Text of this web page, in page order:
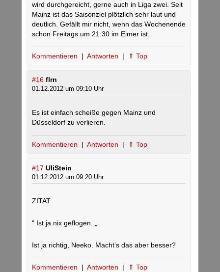
wird durchgereicht, gerne auch in Liga zwei. Seit
Mainz ist das Saisonziel plötzlich sehr laut und
deutlich. Gefällt mir nicht, wenn das Wochenende
schon Freitags um 21:30 im Eimer ist.
Kommentieren | Antworten | ⇑ Top
#16 flrn
01.12.2012 um 09:10 Uhr
Es ist einfach scheiße gegen Mainz und
Düsseldorf zu verlieren.
Kommentieren | Antworten | ⇑ Top
#17 UliStein
01.12.2012 um 09:20 Uhr
ZITAT:
“ Ist ja nix geflogen. „
Ist ja richtig, Neeko. Macht’s das aber besser?
Kommentieren | Antworten | ⇑ Top